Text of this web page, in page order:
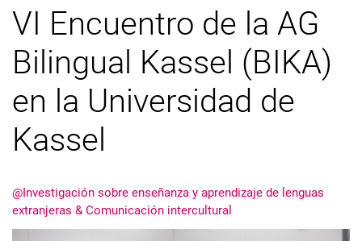
VI Encuentro de la AG
Bilingual Kassel (BIKA)
en la Universidad de
Kassel
@Investigación sobre enseñanza y aprendizaje de lenguas
extranjeras & Comunicación intercultural